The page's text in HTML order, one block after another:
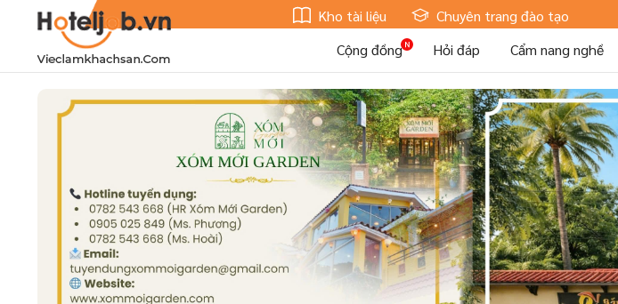
Kho tài liệu Chuyên trang đào tạo
Cộng đồng
Hỏi đáp Cẩm nang nghề